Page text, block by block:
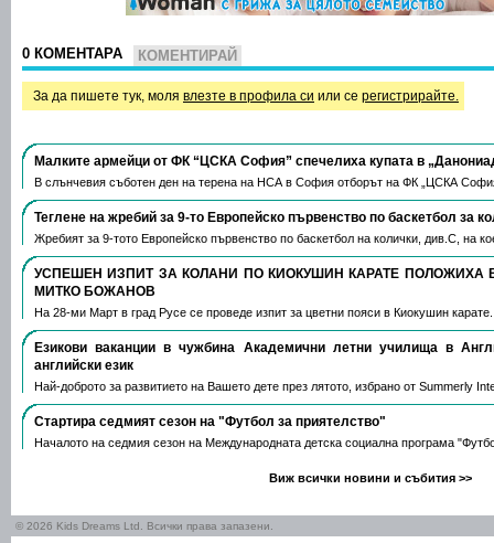
0 КОМЕНТАРА КОМЕНТИРАЙ
За да пишете тук, моля влезте в профила си или се регистрирайте.
Малките армейци от ФК “ЦСКА София” спечелиха купата в
В слънчевия съботен ден на терена на НСА в София отборът на ФК „ЦСКА
Теглене на жребий за 9-то Европейско първенство по баскетбол за
Жребият за 9-тото Европейско първенство по баскетбол на колички, див.С, на
УСПЕШЕН ИЗПИТ ЗА КОЛАНИ ПО КИОКУШИН КАРАТЕ ПОЛОЖИХА
МИТКО БОЖАНОВ
На 28-ми Март в град Русе се проведе изпит за цветни пояси в Киокушин
Езикови ваканции​ в чужбина Академични летни училища в
английски език
Най-доброто за развитието на Вашето дете през лятото, избрано от Summerly
Стартира седмият сезон на "Футбол за приятелство"
Началото на седмия сезон на Международната детска социална програма
Виж всички новини и събития >>
© 2026 Kids Dreams Ltd. Всички права запазени.